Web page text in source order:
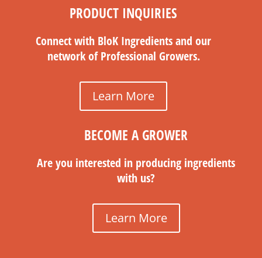
PRODUCT INQUIRIES
Connect with BloK Ingredients and our
network of Professional Growers.
Learn More
BECOME A GROWER
Are you interested in producing ingredients
with us?
Learn More